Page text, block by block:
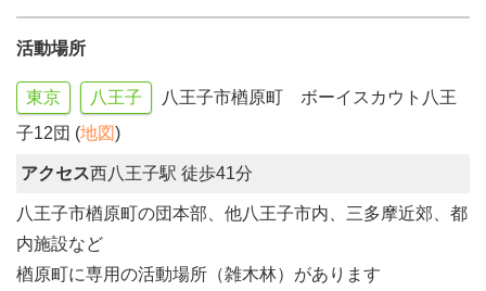
活動場所
東京 八王子
八王子市楢原町 ボーイスカウト八王
子12団 (地図)
アクセス西八王子駅 徒歩41分
八王子市楢原町の団本部、他八王子市内、三多摩近郊、都
内施設など
楢原町に専用の活動場所（雑木林）があります